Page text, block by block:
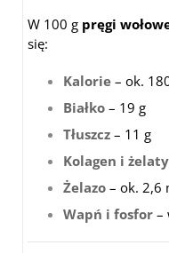
W 100 g pręgi
się:
Kalorie – ok.
Białko – 19 g
Tłuszcz – 11 g
Kolagen i
Żelazo – ok. 2,6
Wapń i fosfor –